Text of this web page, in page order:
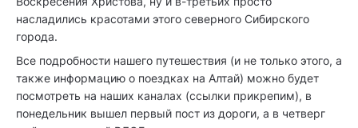
насладились красотами этого северного Сибирского
города.
Все подробности нашего путешествия (и не только этого, а
также информацию о поездках на Алтай) можно будет
посмотреть на наших каналах (ссылки прикрепим), в
понедельник вышел первый пост из дороги, а в четверг